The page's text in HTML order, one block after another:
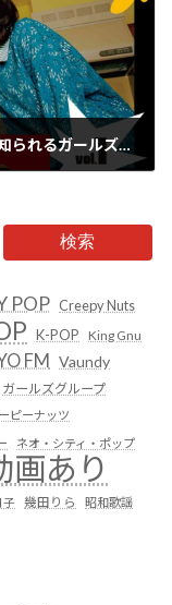
話題曲『ファジーネーブル』のヒットで知られるガールズバンド・Conton Candy、自身主催の対バンイベントを8/30に開催決定！
検索
POP Creepy Nuts
K-POP
King Gnu
FM Vaundy
ガールズグループ
ピーナッツ
ネオ・シティ・ポップ
画あり
子 幾田りら 昭和歌謡